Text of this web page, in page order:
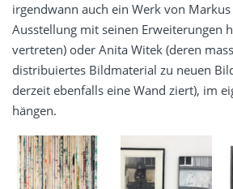
irgendwann auch ein Werk von
Ausstellung mit seinen Erweiterungen
vertreten) oder Anita Witek (deren
distribuiertes Bildmaterial zu neuen
derzeit ebenfalls eine Wand ziert), im
hängen.